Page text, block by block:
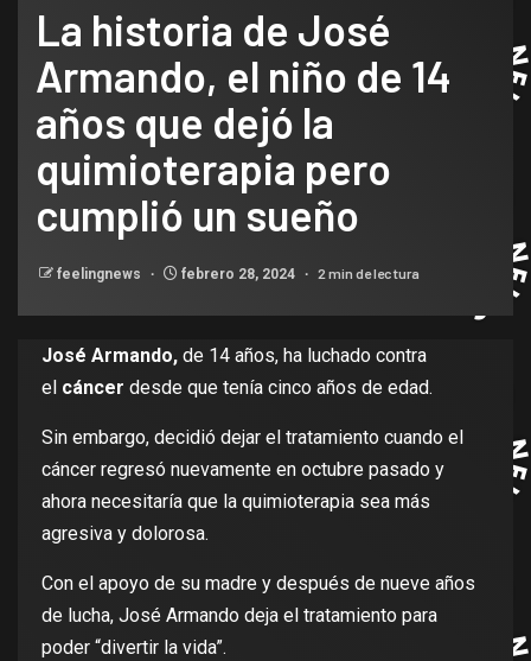
La historia de José
Armando, el niño de 14
años que dejó la
quimioterapia pero
cumplió un sueño
feelingnews febrero 28, 2024 2 min de lectura
José Armando, de 14 años, ha luchado contra
el cáncer desde que tenía cinco años de edad.
Sin embargo, decidió dejar el tratamiento cuando el
cáncer regresó nuevamente en octubre pasado y
ahora necesitaría que la quimioterapia sea más
agresiva y dolorosa.
Con el apoyo de su madre y después de nueve años
de lucha, José Armando deja el tratamiento para
poder “divertir la vida”.